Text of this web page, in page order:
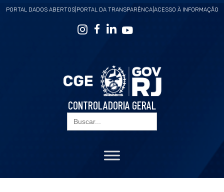
PORTAL DADOS ABERTOS| PORTAL DA TRANSPARÊNCA| ACESSO À INFORMAÇÃO
CONTROLADORIA GERAL
Search
for: